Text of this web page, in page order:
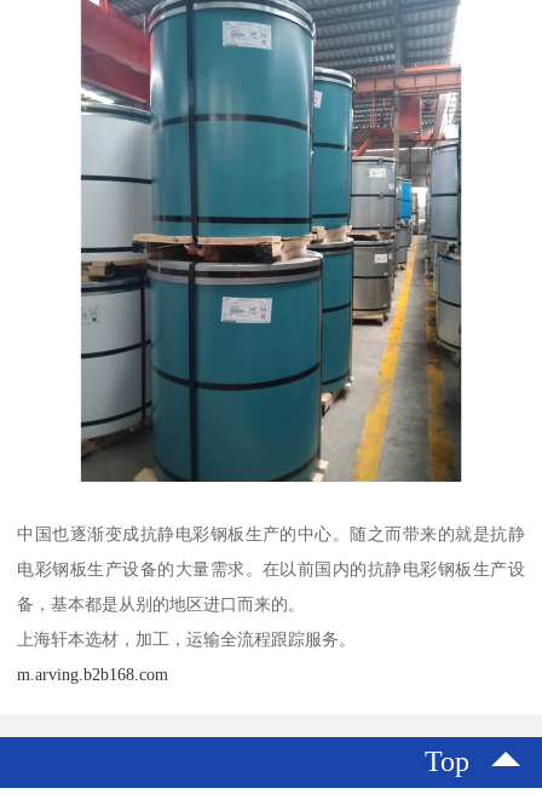
中国也逐渐变成抗静电彩钢板生产的中心。随之而带来的就是抗静
电彩钢板生产设备的大量需求。在以前国内的抗静电彩钢板生产设
备，基本都是从别的地区进口而来的。
上海轩本选材，加工，运输全流程跟踪服务。
m.arving.b2b168.com
Top